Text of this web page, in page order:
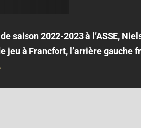
saison 2022-2023 à l’ASSE,
jeu à Francfort, l’arrière gauche